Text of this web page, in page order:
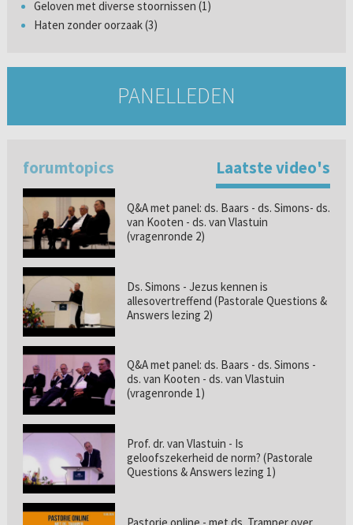
Geloven met diverse stoornissen (1)
Haten zonder oorzaak (3)
PANELLEDEN
forumtopics Laatste video's
Q&A met panel: ds. Baars - ds. Simons- ds.
van Kooten - ds. van Vlastuin
(vragenronde 2)
Ds. Simons - Jezus kennen is
allesovertreffend (Pastorale Questions &
Answers lezing 2)
Q&A met panel: ds. Baars - ds. Simons -
ds. van Kooten - ds. van Vlastuin
(vragenronde 1)
Prof. dr. van Vlastuin - Is
geloofszekerheid de norm? (Pastorale
Questions & Answers lezing 1)